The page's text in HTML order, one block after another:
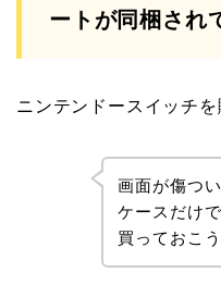
ートが同梱され
ニンテンドースイッチを
画面が傷つ
ケースだけ
買っておこ